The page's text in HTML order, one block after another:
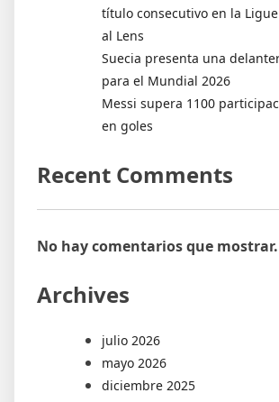
título consecutivo en la
al Lens
Suecia presenta una
para el Mundial 2026
Messi supera 1100
en goles
Recent Comments
No hay comentarios que mostrar.
Archives
julio 2026
mayo 2026
diciembre 2025